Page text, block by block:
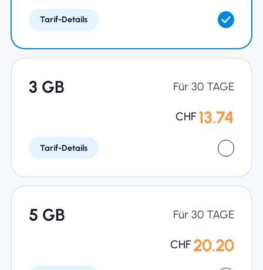
Tarif-Details
3 GB Für 30 TAGE
CHF 13.74
Tarif-Details
5 GB Für 30 TAGE
CHF 20.20